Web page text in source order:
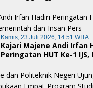
Kamis, 23 Juli 2026, 14:51 WITA
Kajari Majene Andi Irfan
Peringatan HUT Ke-1